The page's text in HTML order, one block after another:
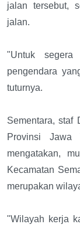
jalan tersebut,
jalan.
"Untuk segera
pengendara
tuturnya.
Sementara, staf
Provinsi Jawa
mengatakan,
Kecamatan
merupakan
"Wilayah kerja